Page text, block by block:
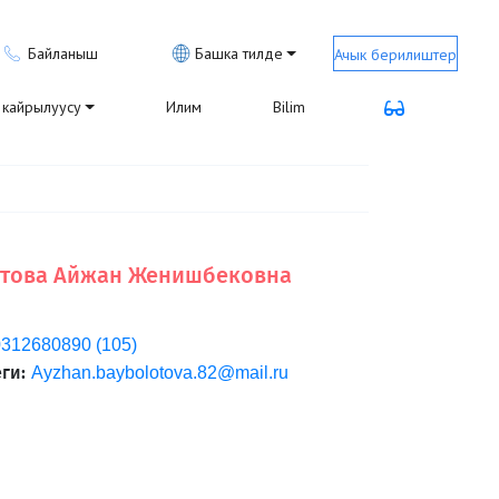
Байланыш Башка тилде Ачык берилиштер
Илим Bilim
Айжан Женишбековна
(105)
Ayzhan.baybolotova.82@mail.ru